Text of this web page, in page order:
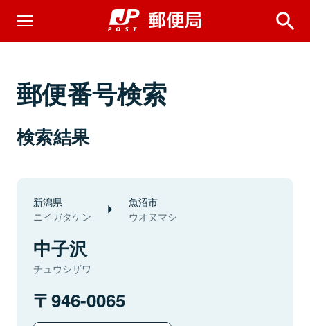
郵便番号検索
検索結果
新潟県
ニイガタケン
魚沼市
ウオヌマシ
中子沢
チュウシザワ
946-0065